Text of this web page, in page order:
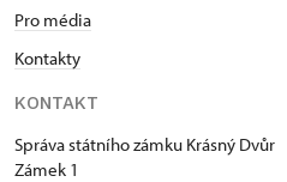
Pro média
Kontakty
KONTAKT
Správa státního zámku Krásný Dvůr
Zámek 1